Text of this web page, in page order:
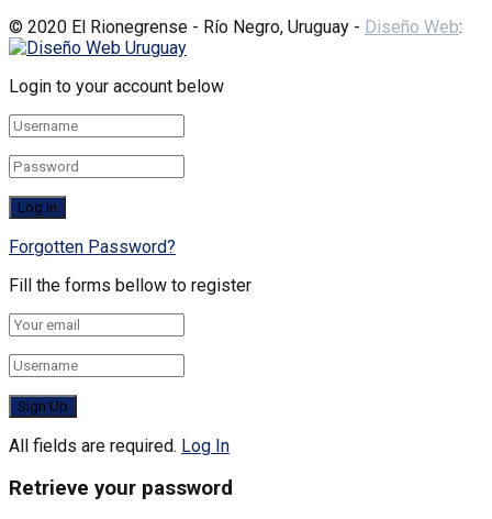
© 2020 El Rionegrense - Río Negro, Uruguay - Diseño Web:
Login to your account below
Forgotten Password?
Fill the forms bellow to register
All fields are required. Log In
Retrieve your password